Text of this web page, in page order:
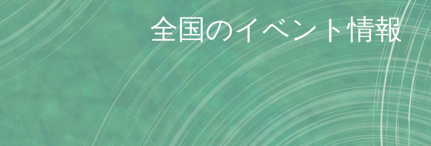
全国のイベント情報